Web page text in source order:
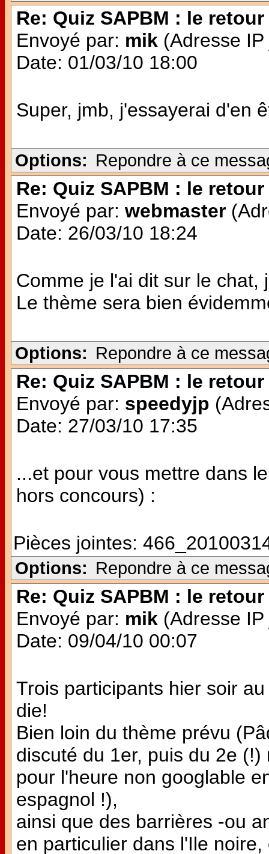
Re: Quiz SAPBM : le retour
Envoyé par: mik (Adresse
Date: 01/03/10 18:00
Super, jmb, j'essayerai d'en
Options: Repondre à ce
Re: Quiz SAPBM : le retour
Envoyé par: webmaster
Date: 26/03/10 18:24
Comme je l'ai dit sur le chat,
Le thème sera bien
Options: Repondre à ce
Re: Quiz SAPBM : le retour
Envoyé par: speedyjp
Date: 27/03/10 17:35
...et pour vous mettre dans
hors concours) :
Pièces jointes:
Options: Repondre à ce
Re: Quiz SAPBM : le retour
Envoyé par: mik (Adresse
Date: 09/04/10 00:07
Trois participants hier soir
die!
Bien loin du thème prévu
discuté du 1er, puis du 2e
pour l'heure non googlable
espagnol !),
ainsi que des barrières -ou
en particulier dans l'Ile